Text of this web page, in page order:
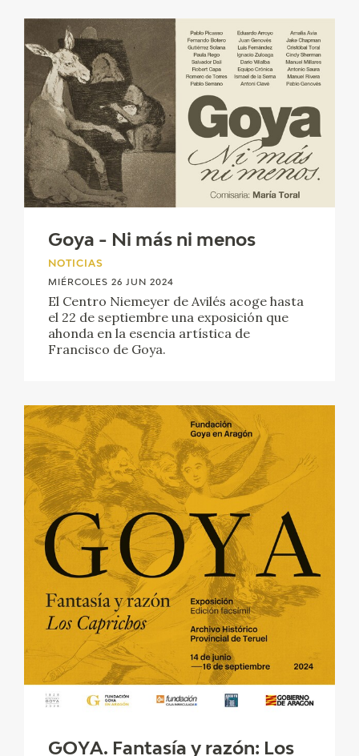
Goya - Ni más ni menos
NOTICIAS
MIÉRCOLES 26 JUN 2024
El Centro Niemeyer de Avilés acoge hasta
el 22 de septiembre una exposición que
ahonda en la esencia artística de
Francisco de Goya.
GOYA. Fantasía y razón: Los